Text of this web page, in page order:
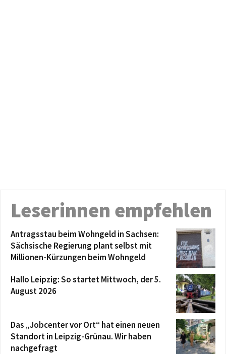
Leserinnen empfehlen
Antragsstau beim Wohngeld in Sachsen:
Sächsische Regierung plant selbst mit
Millionen-Kürzungen beim Wohngeld
Hallo Leipzig: So startet Mittwoch, der 5.
August 2026
Das „Jobcenter vor Ort“ hat einen neuen
Standort in Leipzig-Grünau. Wir haben
nachgefragt